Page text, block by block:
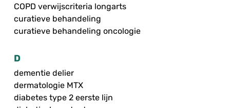
COPD verwijscriteria longarts
curatieve behandeling
curatieve behandeling oncologie
D
dementie delier
dermatologie MTX
diabetes type 2 eerste lijn